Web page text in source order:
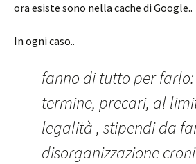
ora esiste sono nella cache di Google..
In ogni caso..
fanno di tutto per
termine, precari, al
legalità , stipendi da
disorganizzazione